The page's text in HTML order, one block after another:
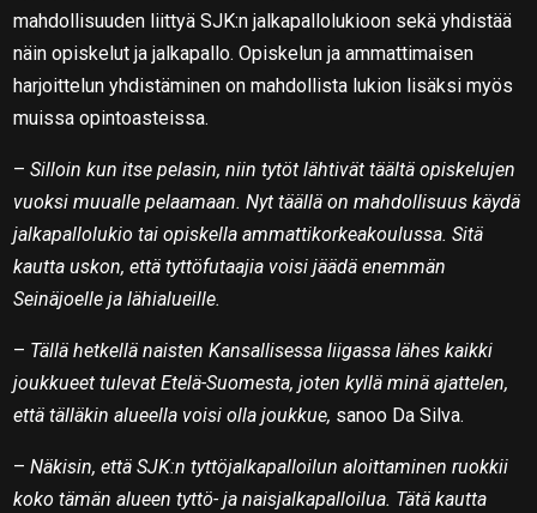
mahdollisuuden liittyä SJK:n jalkapallolukioon sekä yhdistää
näin opiskelut ja jalkapallo. Opiskelun ja ammattimaisen
harjoittelun yhdistäminen on mahdollista lukion lisäksi myös
muissa opintoasteissa.
–Silloin kun itse pelasin, niin tytöt lähtivät täältä opiskelujen
vuoksi muualle pelaamaan. Nyt täällä on mahdollisuus käydä
jalkapallolukio tai opiskella ammattikorkeakoulussa. Sitä
kautta uskon, että tyttöfutaajia voisi jäädä enemmän
Seinäjoelle ja lähialueille.
– Tällä hetkellä naisten Kansallisessa liigassa lähes kaikki
joukkueet tulevat Etelä-Suomesta, joten kyllä minä ajattelen,
että tälläkin alueella voisi olla joukkue, sanoo Da Silva.
–Näkisin, että SJK:n tyttöjalkapalloilun aloittaminen ruokkii
koko tämän alueen tyttö- ja naisjalkapalloilua. Tätä kautta